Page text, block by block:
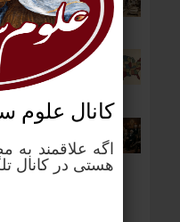
کشورهای امروز را
آمریکا: از
بزرگ‌ترین رنج
کانال علوم‌
اگه علاقمند
هستی در کانال